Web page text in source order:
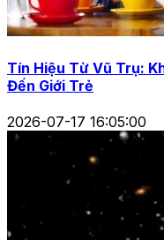
Tín Hiệu Từ Vũ Trụ:
Đến Giới Trẻ
2026-07-17 16:05:00